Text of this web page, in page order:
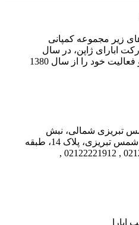
زیر مجموعه کمپانی
ابارای ژاپن، در سال
1373 در ایران تاسیس شد و فعالیت خود را از سال 1380
تبریزی شمالی، نبش
خیابان سوم، مجتمع تجاری شمس تبریزی، پلاک 14، طبقه
4 ، واحد 14 تلفن: 02122912751 , 02122221912 ,